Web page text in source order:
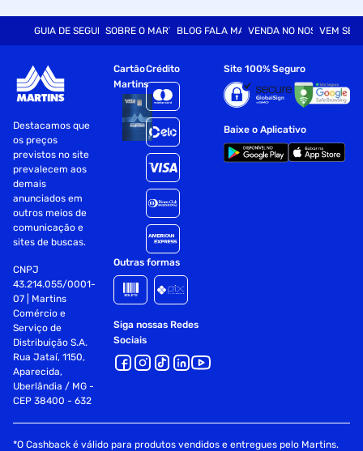
GUIA DE SEGURANÇASOBRE O MARTINSBLOG FALA MARTVENDA NO NOSSO SITE
VEM SER
Destacamos que
os preços
previstos no site
prevalecem aos
demais
anunciados em
outros meios de
comunicação e
sites de buscas.
CNPJ
43.214.055/0001-
07 | Martins
Comércio e
Serviço de
Distribuição S.A.
Rua Jataí, 1150,
Aparecida,
Uberlândia / MG -
CEP 38400 - 632
Cartão
Martins
Crédito
Outras formas
Siga nossas Redes
Sociais
Site 100% Seguro
Baixe o Aplicativo
*O Cashback é válido para produtos vendidos e entregues pelo Martins.